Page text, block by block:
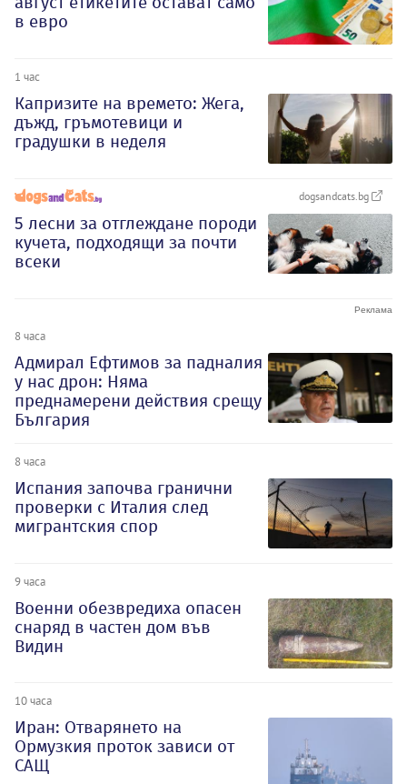
в евро
1 час
Капризите на времето: Жега,
дъжд, гръмотевици и
градушки в неделя
dogsandcats.bg
5 лесни за отглеждане породи
кучета, подходящи за почти
всеки
8 часа
Адмирал Ефтимов за падналия
у нас дрон: Няма
преднамерени действия срещу
България
8 часа
Испания започва гранични
проверки с Италия след
мигрантския спор
9 часа
Военни обезвредиха опасен
снаряд в частен дом във
Видин
10 часа
Иран: Отварянето на
Ормузкия проток зависи от
САЩ